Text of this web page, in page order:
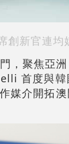
創新官連均
聚焦亞
首度與
媒介開拓